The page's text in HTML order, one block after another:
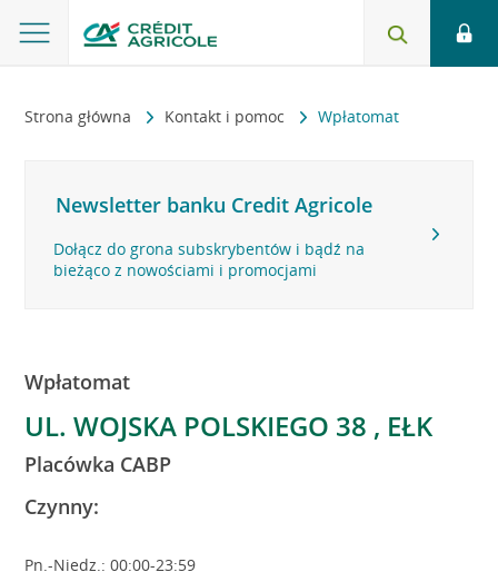
Strona główna Kontakt i pomoc Wpłatomat
Newsletter banku Credit Agricole
Dołącz do grona subskrybentów i bądź na
bieżąco z nowościami i promocjami
Wpłatomat
UL. WOJSKA POLSKIEGO 38 , EŁK
Placówka CABP
Czynny:
Pn.-Niedz.: 00:00-23:59